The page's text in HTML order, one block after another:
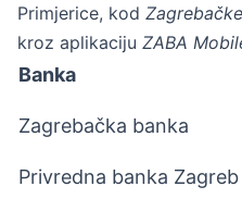
Primjerice, kod
kroz aplikaciju ZABA
Banka
Zagrebačka banka
Privredna banka Zagreb